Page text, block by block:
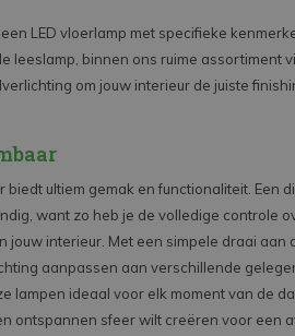
LED vloerlamp met specifieke
leeslamp, binnen ons ruime assortiment
om jouw interieur de juiste
biedt ultiem gemak en functionaliteit. Een
want zo heb je de volledige controle
jouw interieur. Met een simpele draai aan
aanpassen aan verschillende
lampen ideaal voor elk moment van de
ontspannen sfeer wilt creëren voor een